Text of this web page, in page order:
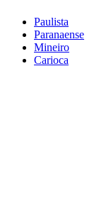
Paulista
Paranaense
Mineiro
Carioca